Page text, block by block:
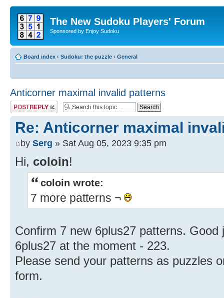
The New Sudoku Players' Forum
Sponsored by Enjoy Sudoku
Board index ‹ Sudoku: the puzzle ‹ General
Anticorner maximal invalid patterns
Post a reply
Re: Anticorner maximal
by Serg » Sat Aug 05, 2023 9:35 pm
Hi, coloin!
coloin wrote:
7 more patterns ¬
Confirm 7 new 6plus27 patterns. Good
6plus27 at the moment - 223.
Please send your patterns as puzzles
form.